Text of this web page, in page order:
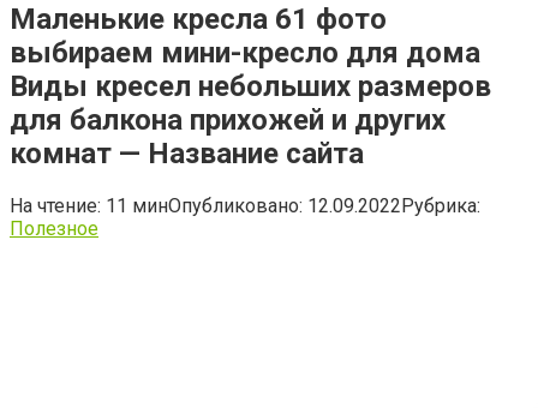
Маленькие кресла 61 фото
выбираем мини-кресло для дома
Виды кресел небольших размеров
для балкона прихожей и других
комнат — Название сайта
На чтение: 11 минОпубликовано: 12.09.2022Рубрика:
Полезное